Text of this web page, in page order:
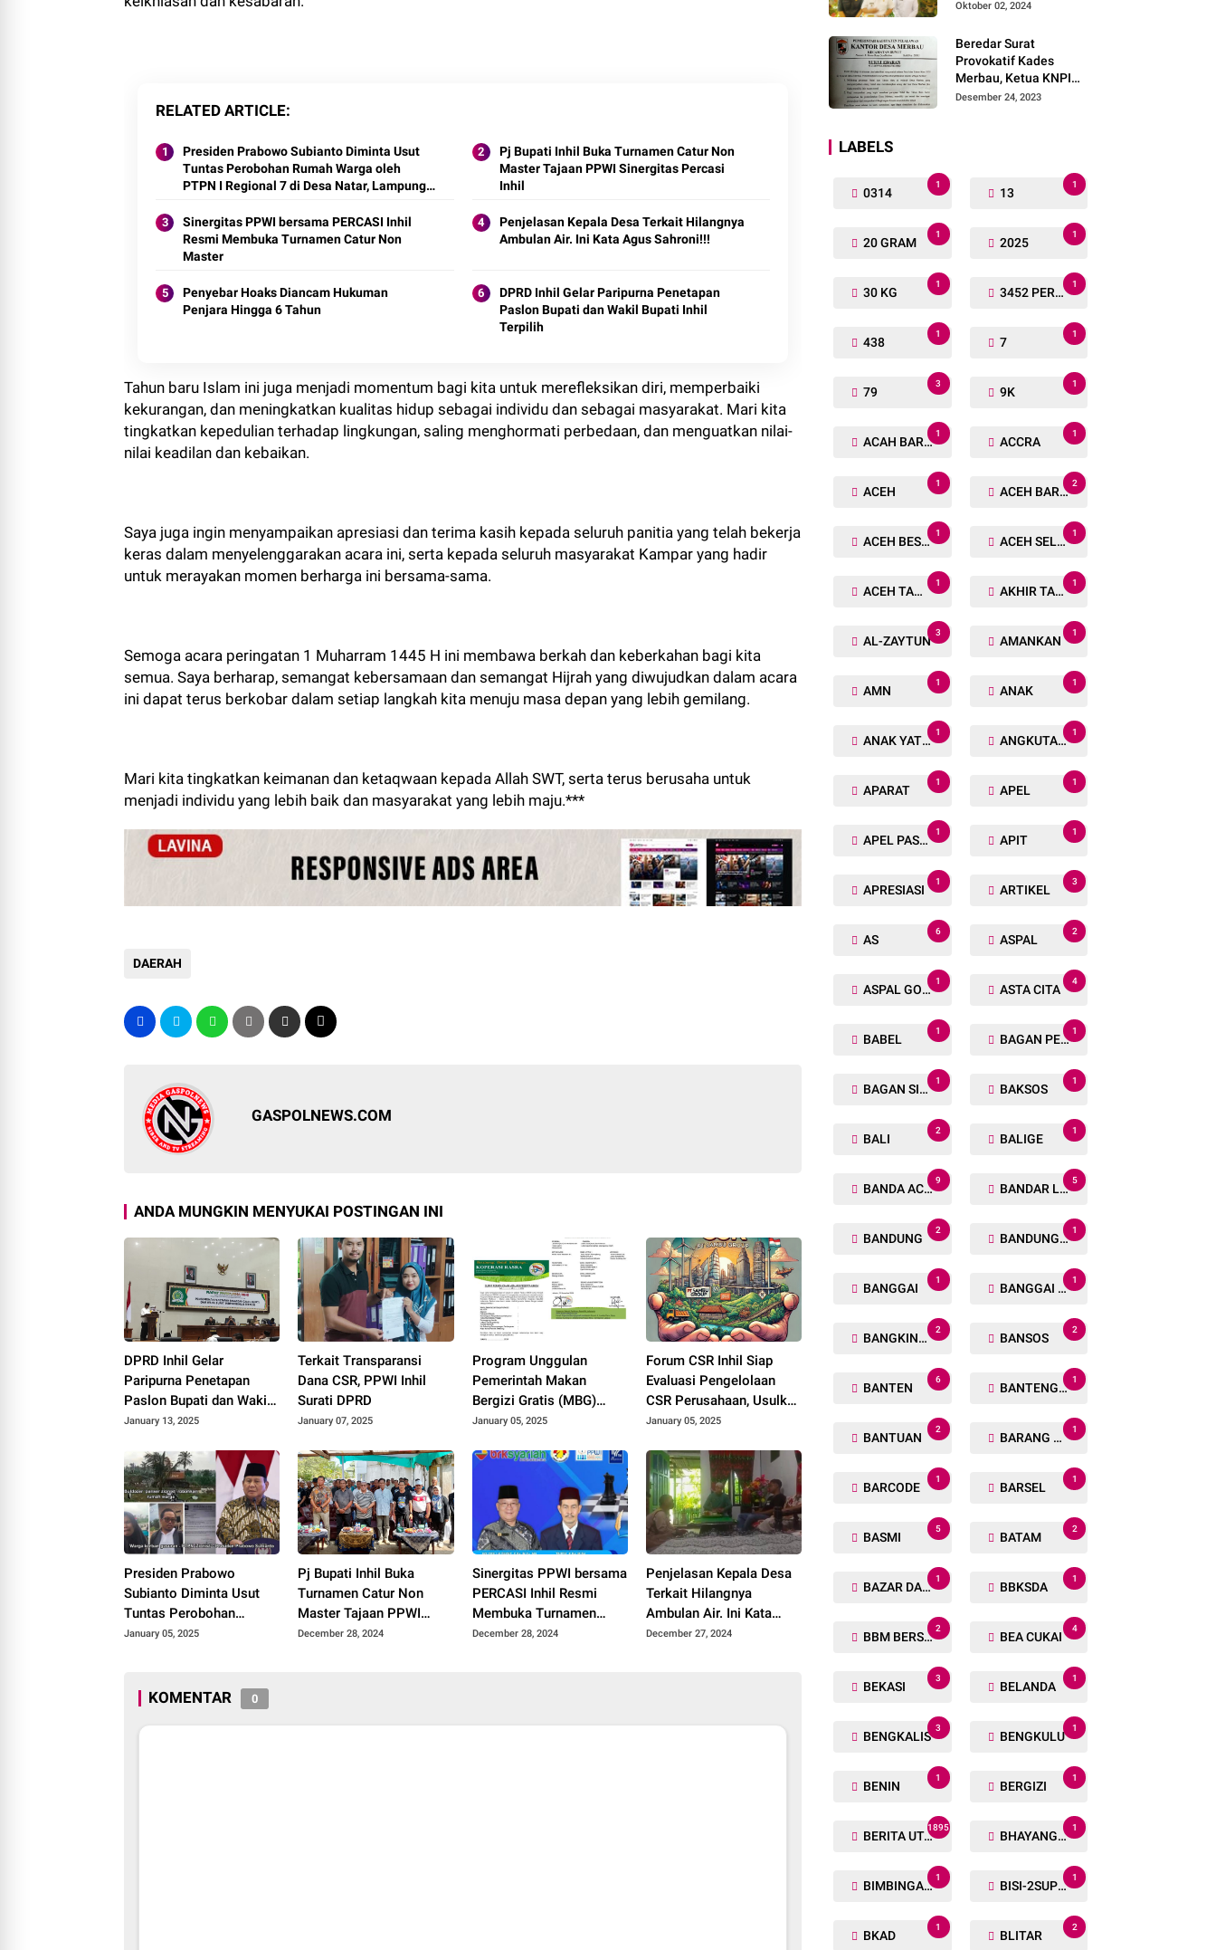
RELATED ARTICLE
Presiden Prabowo Subianto Diminta Usut
Tuntas Perobohan Rumah Warga oleh
PTPN I Regional 7 di Desa Natar, Lampung
Pj Bupati Inhil Buka Turnamen Catur Non
Master Tajaan PPWI Sinergitas Percasi
Inhil
Sinergitas PPWI bersama PERCASI Inhil
Resmi Membuka Turnamen Catur Non
Master
Penjelasan Kepala Desa Terkait Hilangnya
Ambulan Air. Ini Kata Agus Sahroni!!!
Penyebar Hoaks Diancam Hukuman
Penjara Hingga 6 Tahun
DPRD Inhil Gelar Paripurna Penetapan
Paslon Bupati dan Wakil Bupati Inhil
Terpilih
Tahun baru Islam ini juga menjadi momentum bagi kita untuk merefleksikan diri, memperbaiki
kekurangan, dan meningkatkan kualitas hidup sebagai individu dan sebagai masyarakat. Mari kita
tingkatkan kepedulian terhadap lingkungan, saling menghormati perbedaan, dan menguatkan nilai-
nilai keadilan dan kebaikan.
Saya juga ingin menyampaikan apresiasi dan terima kasih kepada seluruh panitia yang telah bekerja
keras dalam menyelenggarakan acara ini, serta kepada seluruh masyarakat Kampar yang hadir
untuk merayakan momen berharga ini bersama-sama.
Semoga acara peringatan 1 Muharram 1445 H ini membawa berkah dan keberkahan bagi kita
semua. Saya berharap, semangat kebersamaan dan semangat Hijrah yang diwujudkan dalam acara
ini dapat terus berkobar dalam setiap langkah kita menuju masa depan yang lebih gemilang.
Mari kita tingkatkan keimanan dan ketaqwaan kepada Allah SWT, serta terus berusaha untuk
menjadi individu yang lebih baik dan masyarakat yang lebih maju.***
DAERAH
GASPOLNEWS.COM
ANDA MUNGKIN MENYUKAI POSTINGAN INI
DPRD Inhil Gelar
Paripurna Penetapan
Paslon Bupati dan Wakil
Bupati Inhil Terpilih
January 13, 2025
Terkait Transparansi
Dana CSR, PPWI Inhil
Surati DPRD
January 07, 2025
Program Unggulan
Pemerintah Makan
Bergizi Gratis (MBG)
Melibatkan Kerjasama
Kementerian Koperasi
Memperdayakan UMKM
Tempatan
January 05, 2025
Forum CSR Inhil Siap
Evaluasi Pengelolaan
CSR Perusahaan, Usulkan
Regulasi Baru
January 05, 2025
Presiden Prabowo
Subianto Diminta Usut
Tuntas Perobohan
Rumah Warga oleh PTPN
January 05, 2025
Pj Bupati Inhil Buka
Turnamen Catur Non
Master Tajaan PPWI
Sinergitas Percasi Inhil
December 28, 2024
Sinergitas PPWI bersama
PERCASI Inhil Resmi
Membuka Turnamen
Catur Non Master
December 28, 2024
Penjelasan Kepala Desa
Terkait Hilangnya
Ambulan Air. Ini Kata
Agus Sahroni!!!
December 27, 2024
KOMENTAR 0
Partisipatif kepada
Pemuda Dan Agama
Pada pilkada Serentak
2024
Oktober 02, 2024
Beredar Surat
Provokatif Kades
Merbau, Ketua KNPI
Riau: "Periksa, Tangkap
Desember 24, 2023
LABELS
0314
1
13
1
20 GRAM
1
2025
1
30 KG
1
3452 PERSONIL
1
438
1
7
1
79
3
9K
1
ACAH BARAT
1
ACCRA
1
ACEH
1
ACEH BARAT
2
ACEH BESAR
1
ACEH SELATAN
1
ACEH TAMIANG
1
AKHIR TAHUN
1
AL-ZAYTUN
3
AMANKAN
1
AMN
1
ANAK
1
ANAK YATIM
1
ANGKUTAN TRANSPORTASI
1
APARAT
1
APEL
1
APEL PASUKAN
1
APIT
1
APRESIASI
1
ARTIKEL
3
AS
6
ASPAL
2
ASPAL GORENG
1
ASTA CITA
4
BABEL
1
BAGAN PETE
1
BAGAN SIAPIN API
1
BAKSOS
1
BALI
2
BALIGE
1
BANDA ACEH
9
BANDAR LAMPUNG
5
BANDUNG
2
BANDUNG BARAT
1
BANGGAI
1
BANGGAI LAUT
1
BANGKINANG
2
BANSOS
2
BANTEN
6
BANTENG RAIDERS
1
BANTUAN
2
BARANG TUAKA
1
BARCODE
1
BARSEL
1
BASMI
5
BATAM
2
BAZAR DAN BAKSOS RAMADHAN
1
BBKSDA
1
BBM BERSUBSIDI
2
BEA CUKAI
4
BEKASI
3
BELANDA
1
BENGKALIS
3
BENGKULU
1
BENIN
1
BERGIZI
1
BERITA UTAMA
1895
BHAYANGKARA RUN
1
BIMBINGAN ROHANI
1
BISI-2SUPER
1
BKAD
1
BLITAR
2